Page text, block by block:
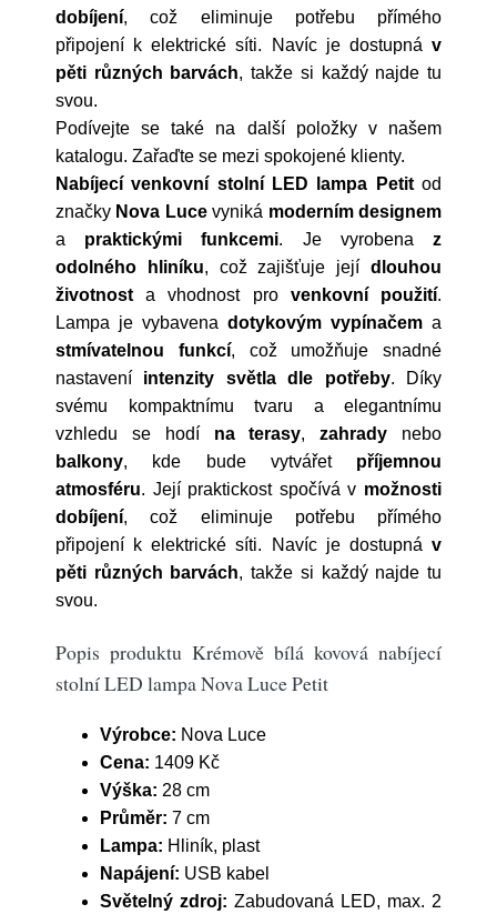
dobíjení, což eliminuje potřebu přímého
připojení k elektrické síti. Navíc je dostupná v
pěti různých barvách, takže si každý najde tu
svou.
Podívejte se také na další položky v našem
katalogu. Zařaďte se mezi spokojené klienty.
Nabíjecí venkovní stolní LED lampa Petitod
značky Nova Lucevyniká moderním designem
a praktickými funkcemi. Je vyrobenaz
odolného hliníku, což zajišťuje její dlouhou
životnost a vhodnost provenkovní použití.
Lampa je vybavena dotykovým vypínačem a
stmívatelnou funkcí, což umožňuje snadné
nastavení intenzity světla dle potřeby. Díky
svému kompaktnímu tvaru a elegantnímu
vzhledu se hodí na terasy,zahrady nebo
balkony, kde bude vytvářetpříjemnou
atmosféru. Její praktickost spočívá v možnosti
dobíjení, což eliminuje potřebu přímého
připojení k elektrické síti. Navíc je dostupná v
pěti různých barvách, takže si každý najde tu
svou.
Popis produktu Krémově bílá kovová nabíjecí
stolní LED lampa Nova Luce Petit
Výrobce: Nova Luce
Cena: 1409 Kč
Výška: 28 cm
Průměr: 7 cm
Lampa: Hliník, plast
Napájení: USB kabel
Světelný zdroj: Zabudovaná LED, max. 2